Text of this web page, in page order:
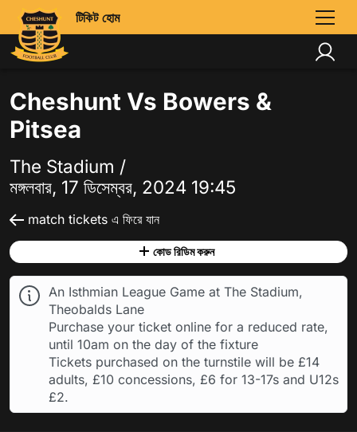
টিকিট হোম
Cheshunt Vs Bowers &
Pitsea
The Stadium /
মঙ্গলবার, 17 ডিসেম্বর, 2024 19:45
match tickets এ ফিরে যান
কোড রিডিম করুন
An Isthmian League Game at The Stadium,
Theobalds Lane
Purchase your ticket online for a reduced rate,
until 10am on the day of the fixture
Tickets purchased on the turnstile will be £14
adults, £10 concessions, £6 for 13-17s and U12s
£2.